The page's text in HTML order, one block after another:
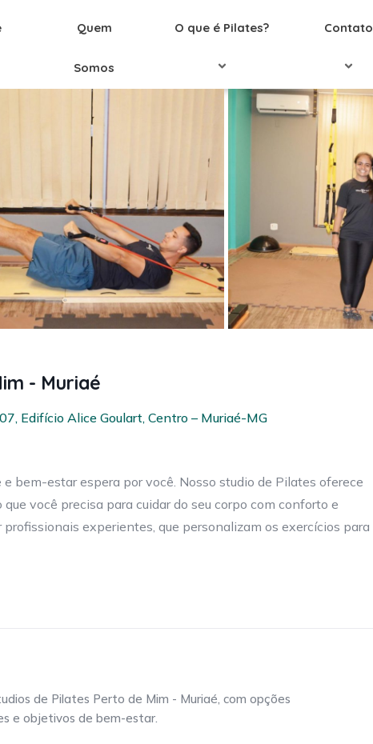
Quem
Somos
O que é Pilates? Contato
- Muriaé
Edifício Alice Goulart, Centro – Muriaé-MG
e bem-estar espera por você. Nosso studio de Pilates oferece
você precisa para cuidar do seu corpo com conforto e
experientes, que personalizam os exercícios para
ajudando a fortalecer a musculatura, melhorar a
e descubra como o Pilates pode transformar sua
de Pilates Perto de Mim - Muriaé, com opções
e objetivos de bem-estar.